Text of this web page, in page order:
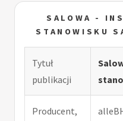
SALOWA -
STANOWISKU
Tytuł
publikacji
Producent,